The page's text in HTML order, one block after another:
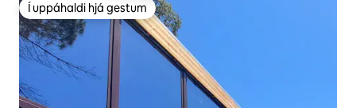
Í uppáhaldi hjá gestum
Í uppáhaldi hjá gestum